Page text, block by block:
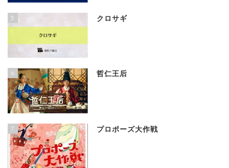
5 クロサギ
6 哲仁王后
7 プロポーズ大作戦